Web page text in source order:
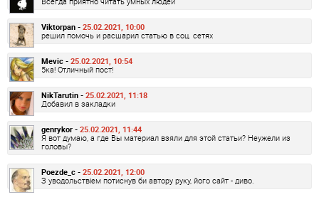
Viktorpan - 25.02.2021, 10:00
решил помочь и расшарил статью в соц. сетях
Mevic - 25.02.2021, 10:54
5ка! Отличный пост!
NikTarutin - 25.02.2021, 11:18
Добавил в закладки
genrykor - 25.02.2021, 11:44
Я вот думаю, а где Вы материал взяли для этой статьи? Неужели из
головы?
Poezde_c - 25.02.2021, 12:00
З уводольствіем потиснув би автору руку, його сайт - диво.